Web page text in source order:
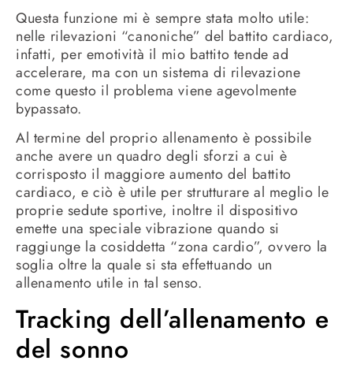
Questa funzione mi è sempre stata molto utile:
nelle rilevazioni “canoniche” del battito cardiaco,
infatti, per emotività il mio battito tende ad
accelerare, ma con un sistema di rilevazione
come questo il problema viene agevolmente
bypassato.
Al termine del proprio allenamento è possibile
anche avere un quadro degli sforzi a cui è
corrisposto il maggiore aumento del battito
cardiaco, e ciò è utile per strutturare al meglio le
proprie sedute sportive, inoltre il dispositivo
emette una speciale vibrazione quando si
raggiunge la cosiddetta “zona cardio”, ovvero la
soglia oltre la quale si sta effettuando un
allenamento utile in tal senso.
Tracking dell’allenamento e
del sonno